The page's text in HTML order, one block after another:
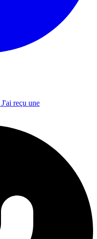
J'ai reçu une